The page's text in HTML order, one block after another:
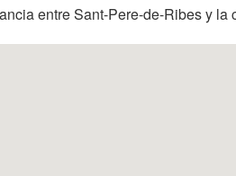
entre Sant-Pere-de-Ribes y